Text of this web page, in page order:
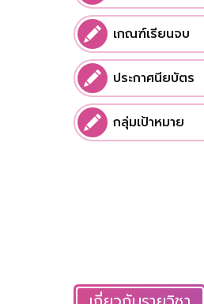
เกณฑ์เรียนจบ
ประกาศนียบัตร
กลุ่มเป้าหมาย